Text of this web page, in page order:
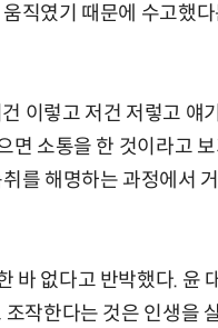
직였기 때문에 수고했
이렇고 저건 저렇고 얘
면 소통을 한 것이라고
를 해명하는 과정에서
바 없다고 반박했다. 윤
작한다는 것은 인생을